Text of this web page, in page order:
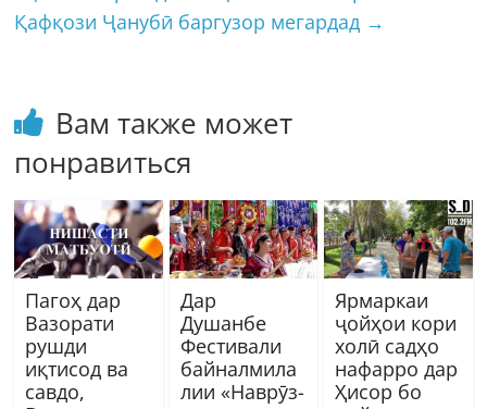
Қафқози Ҷанубӣ баргузор мегардад →
Вам также может
понравиться
Пагоҳ дар
Вазорати
рушди
иқтисод ва
савдо,
Дар
Душанбе
Фестивали
байналмила
лии «Наврӯз-
Ярмаркаи
ҷойҳои кори
холӣ садҳо
нафарро дар
Ҳисор бо